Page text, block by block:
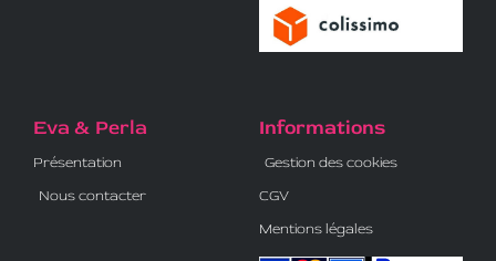
Eva & Perla
Présentation
Nous contacter
Informations
Gestion des cookies
CGV
Mentions légales